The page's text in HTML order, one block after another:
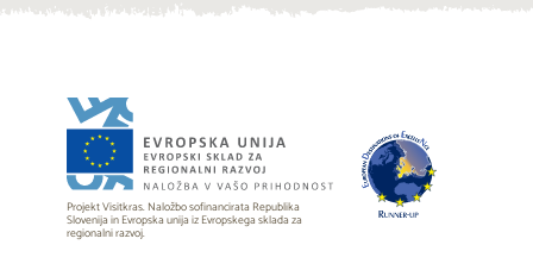
Projekt Visitkras. Naložbo sofinancirata Republika
Slovenija in Evropska unija iz Evropskega sklada za
regionalni razvoj.